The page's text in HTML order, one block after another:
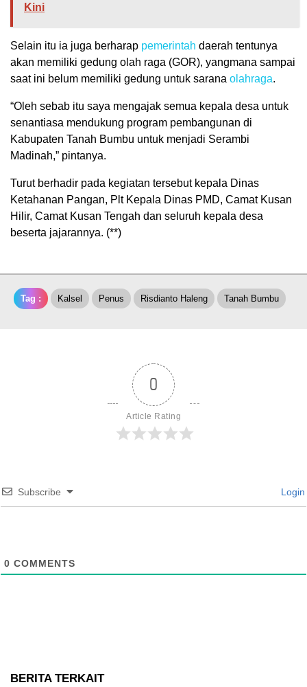
Kini
Selain itu ia juga berharap pemerintah daerah tentunya
akan memiliki gedung olah raga (GOR), yangmana sampai
saat ini belum memiliki gedung untuk sarana olahraga.
“Oleh sebab itu saya mengajak semua kepala desa untuk
senantiasa mendukung program pembangunan di
Kabupaten Tanah Bumbu untuk menjadi Serambi
Madinah,” pintanya.
Turut berhadir pada kegiatan tersebut kepala Dinas
Ketahanan Pangan, Plt Kepala Dinas PMD, Camat Kusan
Hilir, Camat Kusan Tengah dan seluruh kepala desa
beserta jajarannya. (**)
Tag : Kalsel Penus Risdianto Haleng Tanah Bumbu
0
Article Rating
Subscribe Login
0 COMMENTS
BERITA TERKAIT